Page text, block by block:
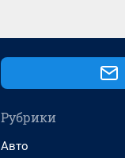
Рубрики
Авто